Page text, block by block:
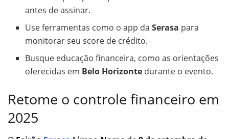
antes de assinar.
Use ferramentas como o app daSerasa para
monitorar seu score de crédito.
Busque educação financeira, como as orientações
oferecidas em Belo Horizonte durante o evento.
Retome o controle financeiro em
2025